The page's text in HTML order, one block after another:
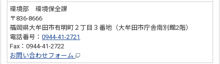
環境部 環境保全課
〒836-8666
福岡県大牟田市有明町２丁目３番地（大牟田市庁舎南別館2階）
電話番号：0944-41-2721
Fax：0944-41-2722
お問い合わせフォーム